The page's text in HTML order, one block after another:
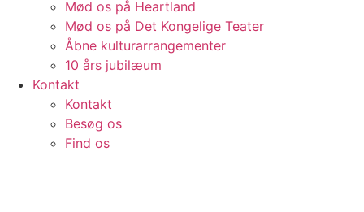
Mød os på Heartland
Mød os på Det Kongelige Teater
Åbne kulturarrangementer
10 års jubilæum
Kontakt
Kontakt
Besøg os
Find os